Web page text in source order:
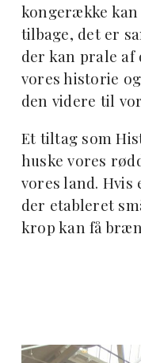
kongerække kan
tilbage, det er
der kan prale af
vores historie
den videre til
Et tiltag som
huske vores
vores land.
der etableret
krop kan få